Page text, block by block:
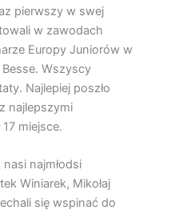
pierwszy w swej
w zawodach
Europy Juniorów w
Besse. Wszyscy
Najlepiej poszło
najlepszymi
miejsce.
najmłodsi
Winiarek, Mikołaj
się wspinać do